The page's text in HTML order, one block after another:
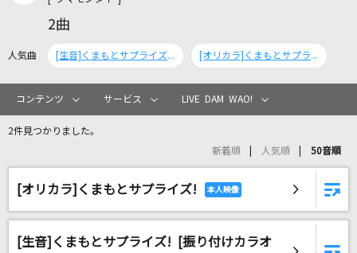
カラオケリクエスト
リアルタイムで歌われている曲の一覧
川崎鷹也
2曲
人気曲 [生音]くまもとサプライズ! [振り付けカラオケ] [オリカラ]くまもとサプライズ!
コンテンツ サービス LIVE DAM WAO!
2件見つかりました。
新着順 人気順 50音順
[オリカラ]くまもとサプライズ!
[生音]くまもとサプライズ! [振り付けカラオ